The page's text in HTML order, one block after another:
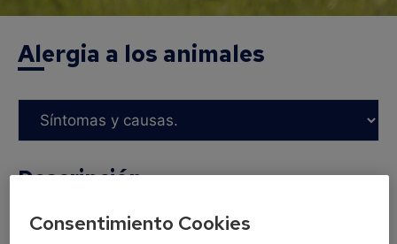
Alergia a los animales
Descripción
¿Que tienes alergia al pelo de perro o gato?
Consentimiento Cookies